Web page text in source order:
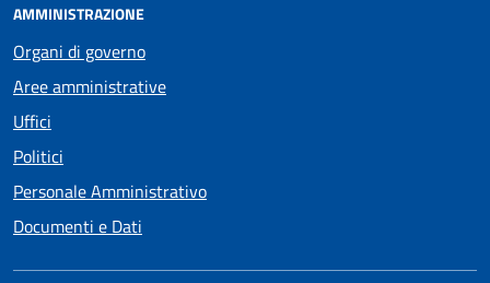
AMMINISTRAZIONE
Organi di governo
Aree amministrative
Uffici
Politici
Personale Amministrativo
Documenti e Dati